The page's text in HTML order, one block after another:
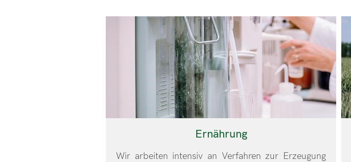
Ernährung
Wir arbeiten intensiv an Verfahren zur Erzeugung